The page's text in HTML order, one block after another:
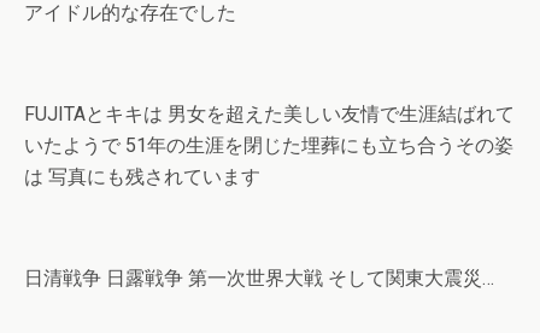
アイドル的な存在でした
FUJITAとキキは 男女を超えた美しい友情で生涯結ばれて
いたようで 51年の生涯を閉じた埋葬にも立ち合うその姿
は 写真にも残されています
日清戦争 日露戦争 第一次世界大戦 そして関東大震災…